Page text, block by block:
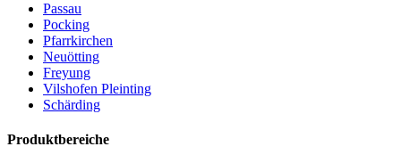
Passau
Pocking
Pfarrkirchen
Neuötting
Freyung
Vilshofen Pleinting
Schärding
Produktbereiche